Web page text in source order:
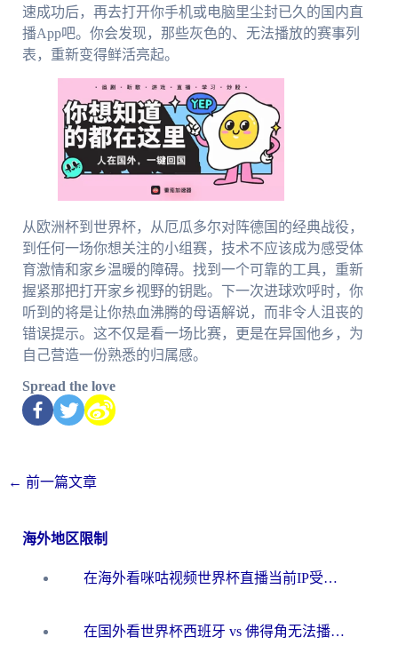
速成功后，再去打开你手机或电脑里尘封已久的国内直
播App吧。你会发现，那些灰色的、无法播放的赛事列
表，重新变得鲜活亮起。
从欧洲杯到世界杯，从厄瓜多尔对阵德国的经典战役，
到任何一场你想关注的小组赛，技术不应该成为感受体
育激情和家乡温暖的障碍。找到一个可靠的工具，重新
握紧那把打开家乡视野的钥匙。下一次进球欢呼时，你
听到的将是让你热血沸腾的母语解说，而非令人沮丧的
错误提示。这不仅是看一场比赛，更是在异国他乡，为
自己营造一份熟悉的归属感。
Spread the love
← 前一篇文章
海外地区限制
在海外看咪咕视频世界杯直播当前IP受限制？这篇指南帮你搞定所有体育赛事观看难题
在国外看世界杯西班牙 vs 佛得角无法播放？这篇指南帮你解锁所有中文体育直播